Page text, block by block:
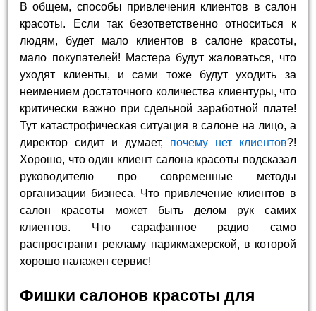
В общем, способы привлечения клиентов в салон
красоты. Если так безответственно относиться к
людям, будет мало клиентов в салоне красоты,
мало покупателей! Мастера будут жаловаться, что
уходят клиенты, и сами тоже будут уходить за
неимением достаточного количества клиентуры, что
критически важно при сдельной заработной плате!
Тут катастрофическая ситуация в салоне на лицо, а
директор сидит и думает, почему нет клиентов?!
Хорошо, что один клиент салона красоты подсказал
руководителю про современные методы
организации бизнеса. Что привлечение клиентов в
салон красоты может быть делом рук самих
клиентов. Что сарафанное радио само
распространит рекламу парикмахерской, в которой
хорошо налажен сервис!
Фишки салонов красоты для